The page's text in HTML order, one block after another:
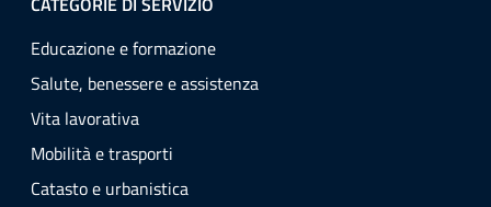
Educazione e formazione
Salute, benessere e assistenza
Vita lavorativa
Mobilità e trasporti
Catasto e urbanistica